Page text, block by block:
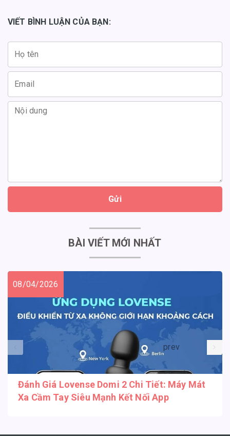
VIẾT BÌNH LUẬN CỦA BẠN:
Gửi
BÀI VIẾT MỚI NHẤT
08/04/2026
Đánh Giá Lovense Domi 2 Chi Tiết: Máy Mát
Xa Cầm Tay Siêu Mạnh Kết Nối App
prev